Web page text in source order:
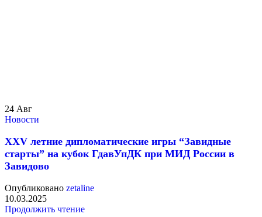
24 Авг
Новости
XXV летние дипломатические игры “Завидные
старты” на кубок ГдавУпДК при МИД России в
Завидово
Опубликовано zetaline
10.03.2025
Продолжить чтение